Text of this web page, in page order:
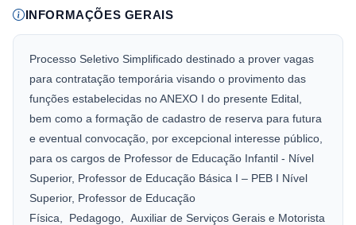
INFORMAÇÕES GERAIS
Processo Seletivo Simplificado destinado a prover vagas
para contratação temporária visando o provimento das
funções estabelecidas no ANEXO I do presente Edital,
bem como a formação de cadastro de reserva para futura
e eventual convocação, por excepcional interesse público,
para os cargos de Professor de Educação Infantil - Nível
Superior, Professor de Educação Básica I – PEB I Nível
Superior, Professor de Educação
Física, Pedagogo, Auxiliar de Serviços Gerais e Motorista